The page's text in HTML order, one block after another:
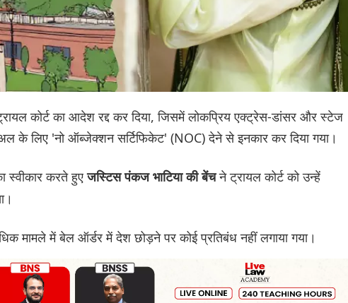
कोर्ट का आदेश रद्द कर दिया, जिसमें लोकप्रिय एक्ट्रेस-डांसर और स्टेज
के लिए 'नो ऑब्जेक्शन सर्टिफिकेट' (NOC) देने से इनकार कर दिया गया।
स्वीकार करते हुएजस्टिस पंकज भाटिया की बेंचने ट्रायल कोर्ट को उन्हें
मामले में बेल ऑर्डर में देश छोड़ने पर कोई प्रतिबंध नहीं लगाया गया।